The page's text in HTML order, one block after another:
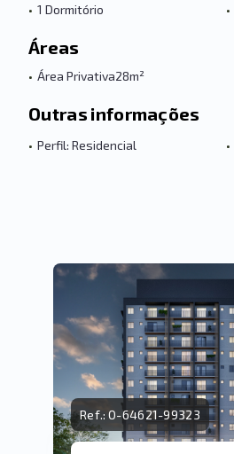
• 1 Dormitório •
Áreas
• Área Privativa28m²
Outras informações
• Perfil: Residencial •
Ref.:O-64621-99323